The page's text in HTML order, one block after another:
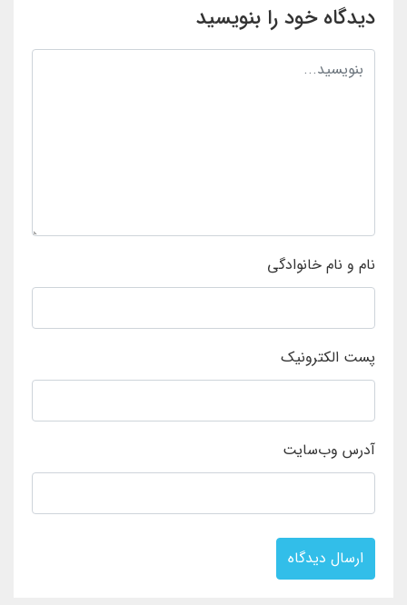
دیدگاه خود را بنویسید
نام و نام خانوادگی
پست الکترونیک
آدرس وب‌سایت
ارسال دیدگاه